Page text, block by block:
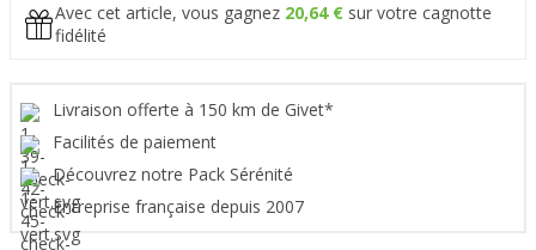
Avec cet article, vous gagnez 20,64 € sur votre cagnotte
fidélité
Livraison offerte à 150 km de Givet*
Facilités de paiement
Découvrez notre Pack Sérénité
Entreprise française depuis 2007